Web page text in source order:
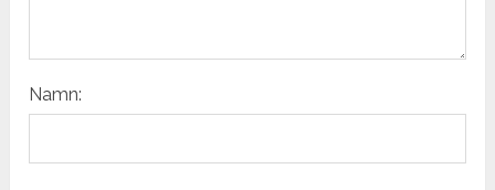
Namn: